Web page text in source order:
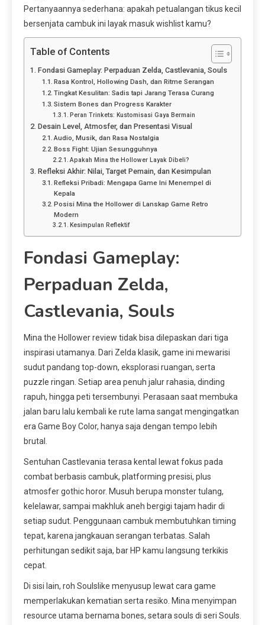
Pertanyaannya sederhana: apakah petualangan tikus kecil
bersenjata cambuk ini layak masuk wishlist kamu?
Table of Contents
Fondasi Gameplay: Perpaduan Zelda, Castlevania, Souls
Rasa Kontrol, Hollowing Dash, dan Ritme Serangan
Tingkat Kesulitan: Sadis tapi Jarang Terasa Curang
Sistem Bones dan Progress Karakter
Peran Trinkets: Kustomisasi Gaya Bermain
Desain Level, Atmosfer, dan Presentasi Visual
Audio, Musik, dan Rasa Nostalgia
Boss Fight: Ujian Sesungguhnya
Apakah Mina the Hollower Layak Dibeli?
Refleksi Akhir: Nilai, Target Pemain, dan Kesimpulan
Refleksi Pribadi: Mengapa Game Ini Menempel di
Kepala
Posisi Mina the Hollower di Lanskap Game Retro
Modern
Kesimpulan Reflektif
Fondasi Gameplay:
Perpaduan Zelda,
Castlevania, Souls
Mina the Hollower review tidak bisa dilepaskan dari tiga
inspirasi utamanya. Dari Zelda klasik, game ini mewarisi
sudut pandang top-down, eksplorasi ruangan, serta
puzzle ringan. Setiap area penuh jalur rahasia, dinding
rapuh, hingga peti tersembunyi. Perasaan saat membuka
jalan baru lalu kembali ke rute lama sangat mengingatkan
era Game Boy Color, hanya saja dengan tempo lebih
brutal.
Sentuhan Castlevania terasa kental lewat fokus pada
combat berbasis cambuk, platforming presisi, plus
atmosfer gothic horor. Musuh berupa monster tulang,
kelelawar, sampai makhluk aneh bergigi tajam hadir di
setiap sudut. Penggunaan cambuk membutuhkan timing
tepat, karena jangkauan serangan terbatas. Salah
perhitungan sedikit saja, bar HP kamu langsung terkikis
cepat.
Di sisi lain, roh Soulslike menyusup lewat cara game
memperlakukan kematian serta resiko. Mina menyimpan
resource utama bernama bones, setara souls di seri Souls.